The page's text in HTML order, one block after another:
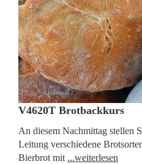
V4620T Brotbackkurs
An diesem Nachmittag stellen
Leitung verschiedene
Bierbrot mit ...weiterlesen